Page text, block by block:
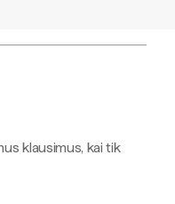
klausimus, kai tik